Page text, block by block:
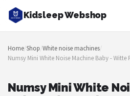
Kidsleep Webshop
Zoeken
NAVIGATIE
Merken
Home/Shop/White noise machines/
Numsy Mini White Noise Machine Baby - Witte
Numsy Mini White